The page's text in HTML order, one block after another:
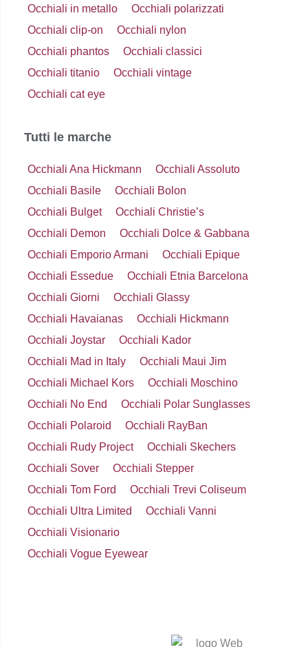
Occhiali in metallo
Occhiali polarizzati
Occhiali clip-on
Occhiali nylon
Occhiali phantos
Occhiali classici
Occhiali titanio
Occhiali vintage
Occhiali cat eye
Tutti le marche
Occhiali Ana Hickmann
Occhiali Assoluto
Occhiali Basile
Occhiali Bolon
Occhiali Bulget
Occhiali Christie’s
Occhiali Demon
Occhiali Dolce & Gabbana
Occhiali Emporio Armani
Occhiali Epique
Occhiali Essedue
Occhiali Etnia Barcelona
Occhiali Giorni
Occhiali Glassy
Occhiali Havaianas
Occhiali Hickmann
Occhiali Joystar
Occhiali Kador
Occhiali Mad in Italy
Occhiali Maui Jim
Occhiali Michael Kors
Occhiali Moschino
Occhiali No End
Occhiali Polar Sunglasses
Occhiali Polaroid
Occhiali RayBan
Occhiali Rudy Project
Occhiali Skechers
Occhiali Sover
Occhiali Stepper
Occhiali Tom Ford
Occhiali Trevi Coliseum
Occhiali Ultra Limited
Occhiali Vanni
Occhiali Visionario
Occhiali Vogue Eyewear